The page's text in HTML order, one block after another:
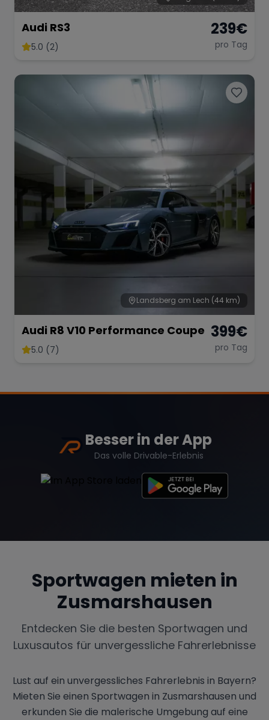
Audi RS3
5.0 (2)
239€
pro Tag
Landsberg am Lech (44 km)
Audi R8 V10 Performance Coupe
5.0 (7)
399€
pro Tag
Besser in der App
Das volle Drivable-Erlebnis
Sportwagen mieten in
Zusmarshausen
Entdecken Sie die besten Sportwagen und
Luxusautos für unvergessliche Fahrerlebnisse
Lust auf ein unvergessliches Fahrerlebnis in Bayern?
Mieten Sie einen Sportwagen in Zusmarshausen und
erkunden Sie die malerische Umgebung auf eine